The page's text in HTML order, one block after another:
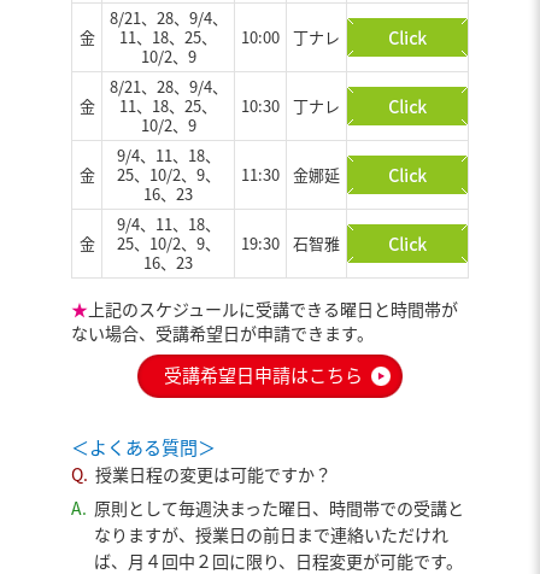
金
8/21、28、9/4、
11、18、25、
10/2、9
10:00 丁ナレ
金
8/21、28、9/4、
11、18、25、
10/2、9
10:30 丁ナレ
金
9/4、11、18、
25、10/2、9、
16、23
11:30 金娜延
金
9/4、11、18、
25、10/2、9、
16、23
19:30 石智雅
★ 上記のスケジュールに受講できる曜日と時間帯が
ない場合、受講希望日が申請できます。
受講希望日申請はこちら
＜よくある質問＞
Q. 授業日程の変更は可能ですか？
A. 原則として毎週決まった曜日、時間帯での受講と
なりますが、授業日の前日まで連絡いただけれ
ば、月４回中２回に限り、日程変更が可能です。